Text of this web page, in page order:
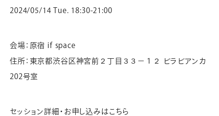
2024/05/14 Tue. 18:30-21:00
会場：原宿 if space
住所：東京都渋谷区神宮前２丁目３３−１２ ビラビアンカ
202号室
セッション詳細・お申し込みはこちら